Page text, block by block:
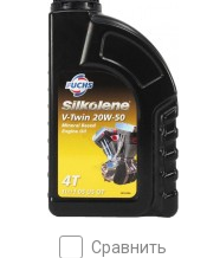
сравнить